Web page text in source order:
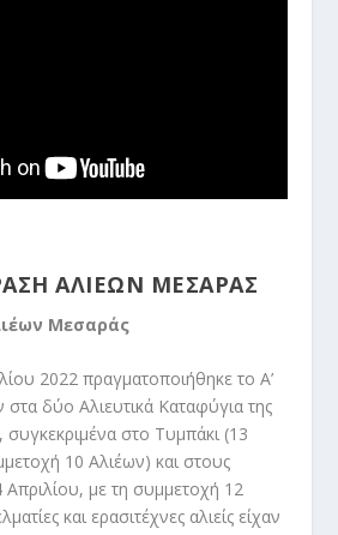
ΑΛΙΕΩΝ ΜΕΣΑΡΑΣ
Μεσαράς
2022 πραγματοποιήθηκε το Α’
στα δύο Αλιευτικά Καταφύγια της
στο Τυμπάκι (13
10 Αλιέων) και στους
Απριλίου, με τη συμμετοχή 12
και ερασιτέχνες αλιείς είχαν